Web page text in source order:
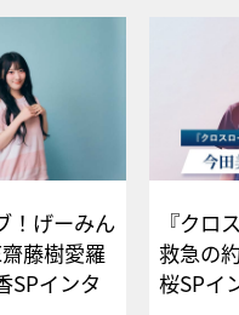
！げーみん
藤樹愛羅
SPインタ
『クロ
救急の
桜SP